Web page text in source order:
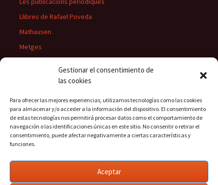
Gestionar el consentimiento de
las cookies
Para ofrecer las mejores experiencias, utilizamos tecnologías como las cookies
para almacenar y/o acceder a la información del dispositivo. El consentimiento
de estas tecnologías nos permitirá procesar datos como el comportamiento de
navegación o las identificaciones únicas en este sitio. No consentir o retirar el
consentimiento, puede afectar negativamente a ciertas características y
funciones.
Aceptar
Llibres de Rafael Poveda
Mathausen.
Metges
Presidents del Casino
Rectors